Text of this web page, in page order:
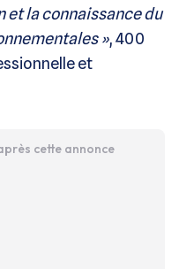
et la connaissance du
», 400
et
cette annonce